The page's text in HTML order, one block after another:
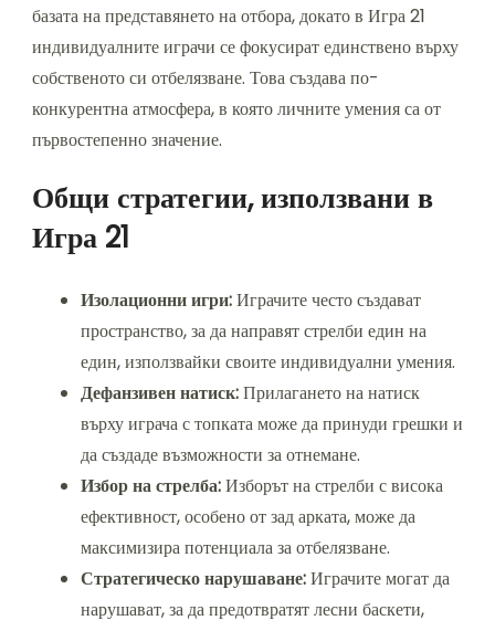
базата на представянето на отбора, докато в Игра 21
индивидуалните играчи се фокусират единствено върху
собственото си отбелязване. Това създава по-
конкурентна атмосфера, в която личните умения са от
първостепенно значение.
Общи стратегии, използвани в
Игра 21
Изолационни игри:Играчите често създават
пространство, за да направят стрелби един на
един, използвайки своите индивидуални умения.
Дефанзивен натиск:Прилагането на натиск
върху играча с топката може да принуди грешки и
да създаде възможности за отнемане.
Избор на стрелба:Изборът на стрелби с висока
ефективност, особено от зад арката, може да
максимизира потенциала за отбелязване.
Стратегическо нарушаване:Играчите могат да
нарушават, за да предотвратят лесни баскети,